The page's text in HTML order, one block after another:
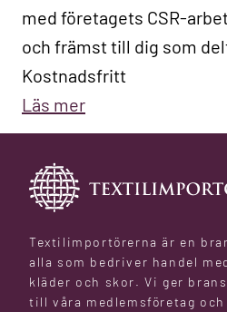
med företagets CSR-
och främst till dig som
Kostnadsfritt
Läs mer
Textilimportörerna är en
alla som bedriver handel
kläder och skor. Vi ger
till våra medlemsföretag